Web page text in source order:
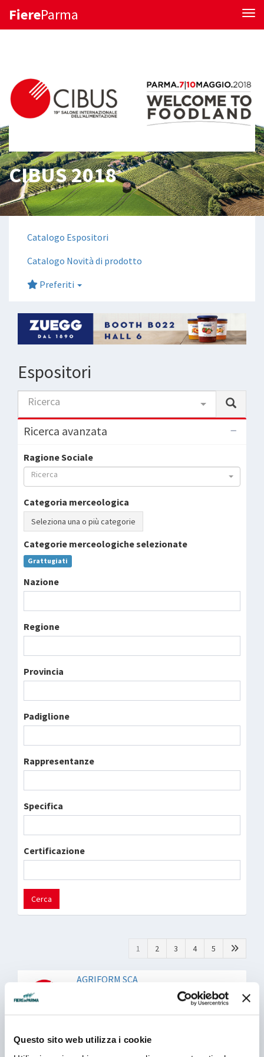
Questo sito web utilizza i cookie
FiereParma
CIBUS 2018
Catalogo Espositori
Catalogo Novità di prodotto
Preferiti
Espositori
Ricerca
Ricerca avanzata
Ragione Sociale
Ricerca
Categoria merceologica
Seleziona una o più categorie
Categorie merceologiche selezionate
Grattugiati
Nazione
Regione
Provincia
Padiglione
Rappresentanze
Specifica
Certificazione
Cerca
1 2 3 4 5
AGRIFORM SCA
ALIFOOD SRL